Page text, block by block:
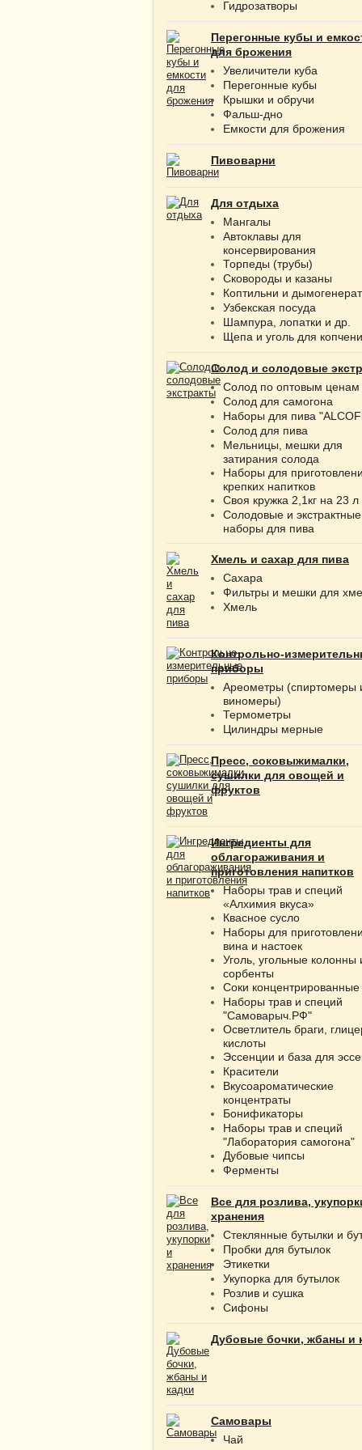
Гидрозатворы
Перегонные кубы и
для брожения
Увеличители куба
Перегонные кубы
Крышки и обручи
Фальш-дно
Емкости для брожения
Пивоварни
Для отдыха
Мангалы
Автоклавы для
консервирования
Торпеды (трубы)
Сковороды и казаны
Коптильни и
Узбекская посуда
Шампура, лопатки и др.
Щепа и уголь для
Солод и солодовые
Солод по оптовым ценам
Солод для самогона
Наборы для пива
Солод для пива
Мельницы, мешки для
затирания солода
Наборы для
крепких напитков
Своя кружка 2,1кг на 23 л
Солодовые и экстрактные
наборы для пива
Хмель и сахар для пива
Сахара
Фильтры и мешки для
Хмель
Контрольно-
приборы
Ареометры (спиртомеры
виномеры)
Термометры
Цилиндры мерные
Пресс, соковыжималки,
сушилки для овощей и
фруктов
Ингредиенты для
облагораживания и
приготовления напитков
Наборы трав и специй
«Алхимия вкуса»
Квасное сусло
Наборы для
вина и настоек
Уголь, угольные колонны
сорбенты
Соки концентрированные
Наборы трав и специй
"Самоварыч.РФ"
Осветлитель браги,
кислоты
Эссенции и база для
Красители
Вкусоароматические
концентраты
Бонификаторы
Наборы трав и специй
"Лаборатория самогона"
Дубовые чипсы
Ферменты
Все для розлива,
хранения
Стеклянные бутылки и
Пробки для бутылок
Этикетки
Укупорка для бутылок
Розлив и сушка
Сифоны
Дубовые бочки, жбаны и
Самовары
Чай